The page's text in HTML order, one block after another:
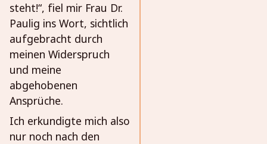
steht!“, fiel mir Frau Dr.
Paulig ins Wort, sichtlich
aufgebracht durch
meinen Widerspruch
und meine
abgehobenen
Ansprüche.
Ich erkundigte mich also
nur noch nach den